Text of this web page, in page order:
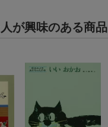
が興味のある商品